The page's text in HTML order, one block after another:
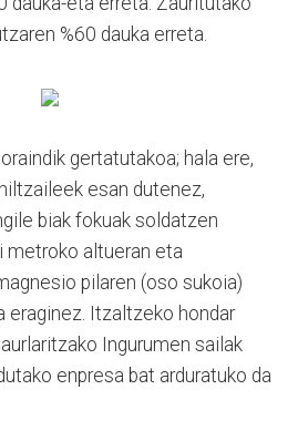
%60 dauka erreta.
gertatutakoa; hala ere,
esan dutenez,
biak fokuak soldatzen
metroko altueran eta
pilaren (oso sukoia)
eraginez. Itzaltzeko hondar
Ingurumen sailak
enpresa bat arduratuko da